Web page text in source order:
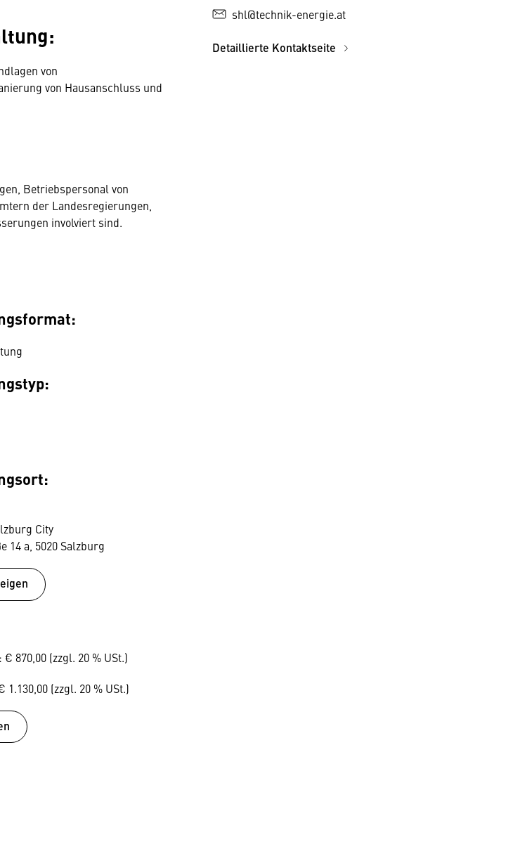
von
von Hausanschluss und
Betriebspersonal von
der Landesregierungen,
involviert sind.
City
14 a, 5020 Salzburg
870,00 (zzgl. 20 % USt.)
(zzgl. 20 % USt.)
shl@technik-energie.at
Detaillierte Kontaktseite